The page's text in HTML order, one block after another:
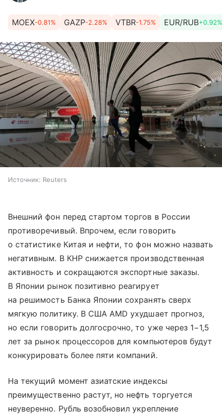
MOEX-0.81% GAZP-2.28% VTBR-1.75% EUR/RUB+0.92%
Источник: Reuters
Внешний фон перед стартом торгов в России
противоречивый. Впрочем, если говорить
о статистике Китая и нефти, то фон можно назвать
негативным. В КНР снижается производственная
активность и сокращаются экспортные заказы.
В Японии рынок позитивно реагирует
на решимость Банка Японии сохранять сверх
мягкую политику. В США AMD ухудшает прогноз,
но если говорить долгосрочно, то уже через 1−1,5
лет за рынок процессоров для компьютеров будут
конкурировать более пяти компаний.
На текущий момент азиатские индексы
преимущественно растут, но нефть торгуется
неуверенно. Рубль возобновил укрепление